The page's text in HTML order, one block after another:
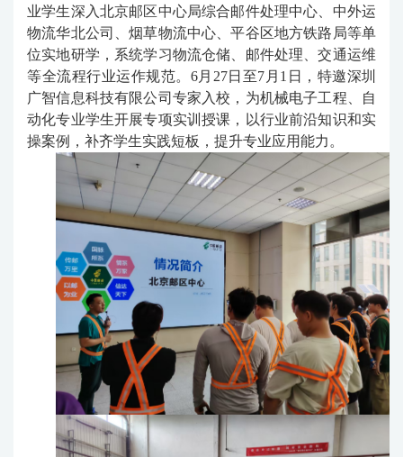
业学生深入北京邮区中心局综合邮件处理中心、中外运
物流华北公司、烟草物流中心、平谷区地方铁路局等单
位实地研学，系统学习物流仓储、邮件处理、交通运维
等全流程行业运作规范。6月27日至7月1日，特邀深圳
广智信息科技有限公司专家入校，为机械电子工程、自
动化专业学生开展专项实训授课，以行业前沿知识和实
操案例，补齐学生实践短板，提升专业应用能力。